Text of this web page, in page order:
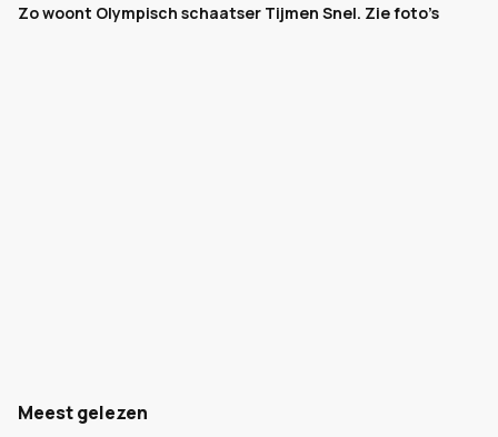
Zo woont Olympisch schaatser Tijmen Snel. Zie foto’s
Meest gelezen